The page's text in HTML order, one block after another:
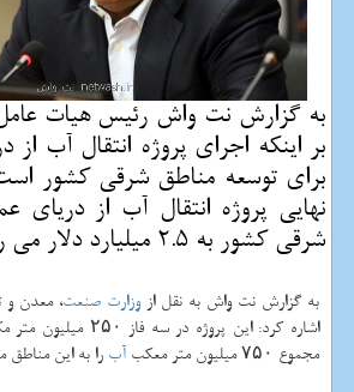
به گزارش نت واش رئیس هیات عامل
بر اینكه اجرای پروژه انتقال آب
برای توسعه مناطق شرقی كشور
نهایی پروژه انتقال آب از دریای
شرقی كشور به 2.5 میلیارد دلار می رسد.
به گزارش نت واش به نقل ازوزارت صنعت، معدن و
اشاره كرد: این پروژه
مجموع ۷۵۰ میلیون متر معكب
آب را به این مناطق